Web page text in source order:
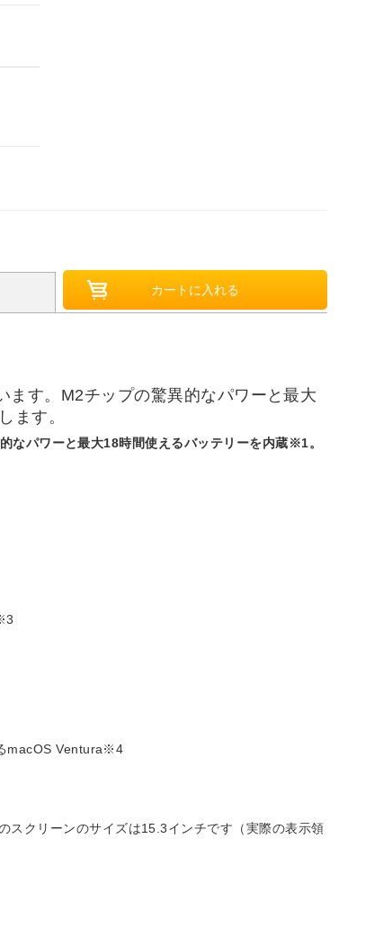
す。M2チップの驚異的なパワーと最大
ます。
パワーと最大18時間使えるバッテリーを内蔵※1。
macOS Ventura※4
クリーンのサイズは15.3インチです（実際の表示領